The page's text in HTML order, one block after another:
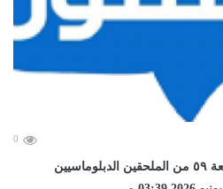
0
وزير الخارجية يلتقي أعضاء الدفعة ٥٩ من الملحقين الدبلوماسيين